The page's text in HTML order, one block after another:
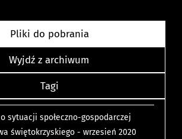
Pliki do pobrania
Wyjdź z archiwum
Tagi
sytuacji społeczno-gospodarczej
świętokrzyskiego - wrzesień 2020